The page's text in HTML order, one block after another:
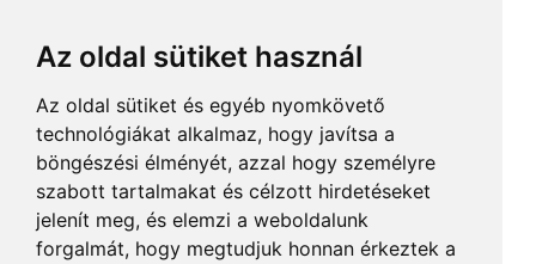
Az oldal sütiket használ
Az oldal sütiket és egyéb nyomkövető
technológiákat alkalmaz, hogy javítsa a
böngészési élményét, azzal hogy személyre
szabott tartalmakat és célzott hirdetéseket
jelenít meg, és elemzi a weboldalunk
forgalmát, hogy megtudjuk honnan érkeztek a